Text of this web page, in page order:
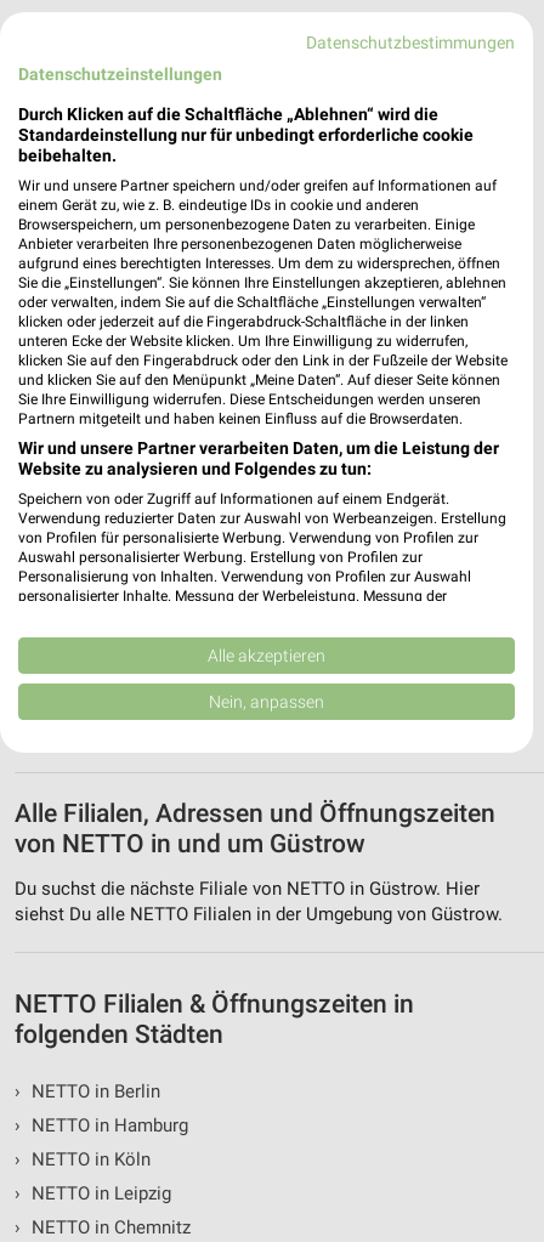
Netto Schwaan
Doberaner Strasse 29
18258 Schwaan
Heute 07:00 - 20:00 Uhr |
Geschlossen
180,63 km • Angebote: 2 Prospekte
Netto Laage
Bahnhofstrasse 38
18299 Laage
Heute 07:00 - 20:00 Uhr | Geschlossen
171,15 km • Angebote: 2 Prospekte
Netto Sternberg
19406 Sternberg
Heute 07:00 - 20:00 Uhr | Geschlossen
168,92 km • Angebote: 2 Prospekte
Alle Filialen, Adressen und Öffnungszeiten
von NETTO in und um Güstrow
Du suchst die nächste Filiale von NETTO in Güstrow. Hier
siehst Du alle NETTO Filialen in der Umgebung von Güstrow.
NETTO Filialen & Öffnungszeiten in
folgenden Städten
›
NETTO in Berlin
›
NETTO in Hamburg
›
NETTO in Köln
›
NETTO in Leipzig
›
NETTO in Chemnitz
Datenschutzbestimmungen
Datenschutzeinstellungen
Durch Klicken auf die Schaltfläche „Ablehnen“ wird die
Standardeinstellung nur für unbedingt erforderliche cookie
beibehalten.
Wir und unsere Partner speichern und/oder greifen auf Informationen auf
einem Gerät zu, wie z. B. eindeutige IDs in cookie und anderen
Browserspeichern, um personenbezogene Daten zu verarbeiten. Einige
Anbieter verarbeiten Ihre personenbezogenen Daten möglicherweise
aufgrund eines berechtigten Interesses. Um dem zu widersprechen, öffnen
Sie die „Einstellungen“. Sie können Ihre Einstellungen akzeptieren, ablehnen
oder verwalten, indem Sie auf die Schaltfläche „Einstellungen verwalten“
klicken oder jederzeit auf die Fingerabdruck-Schaltfläche in der linken
unteren Ecke der Website klicken. Um Ihre Einwilligung zu widerrufen,
klicken Sie auf den Fingerabdruck oder den Link in der Fußzeile der Website
und klicken Sie auf den Menüpunkt „Meine Daten“. Auf dieser Seite können
Sie Ihre Einwilligung widerrufen. Diese Entscheidungen werden unseren
Partnern mitgeteilt und haben keinen Einfluss auf die Browserdaten.
Wir und unsere Partner verarbeiten Daten, um die Leistung der
Website zu analysieren und Folgendes zu tun:
Speichern von oder Zugriff auf Informationen auf einem Endgerät.
Verwendung reduzierter Daten zur Auswahl von Werbeanzeigen. Erstellung
von Profilen für personalisierte Werbung. Verwendung von Profilen zur
Auswahl personalisierter Werbung. Erstellung von Profilen zur
Personalisierung von Inhalten. Verwendung von Profilen zur Auswahl
personalisierter Inhalte. Messung der Werbeleistung. Messung der
Kombinationen von Daten aus verschiedenen Quellen. Entwicklung und
Verbesserung der Angebote. Verwendung reduzierter Daten zur Auswahl
von Inhalten.
Daten können außerhalb der Europäischen Union weitergegeben und in die
Website/App.
Wir nutzen Ihre Daten für folgende Zwecke:
IAB-Verarbeitungszwecke:
Speichern von oder Zugriff auf Informationen
auf einem Endgerät
Erstellung von Profilen für personalisierte
Werbung
Verwendung von Profilen zur Auswahl
personalisierter Werbung
Erstellung von Profilen zur Personalisierung
von Inhalten
Alle akzeptieren
Nein, anpassen